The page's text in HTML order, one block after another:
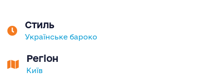
Стиль
Українське бароко
Регіон
Київ